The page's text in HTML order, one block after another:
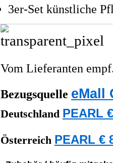
3er-Set künstliche
Vom Lieferanten
Bezugsquelle eMall
Deutschland PEARL
Österreich PEARL €